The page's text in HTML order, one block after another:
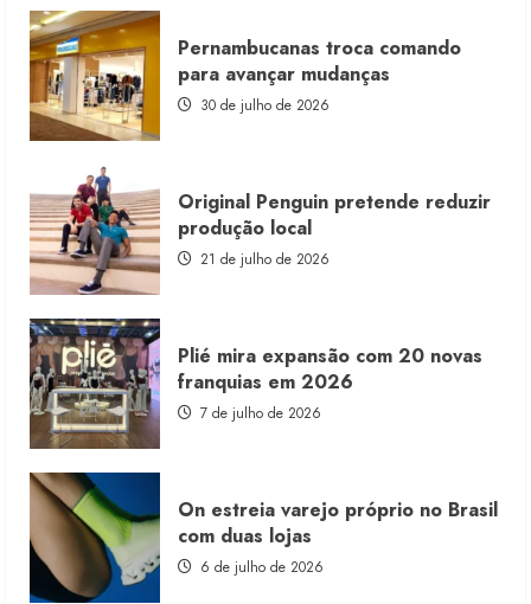
Morena
Rosa
lança
franquia
com
estoque
consignado
Pernambucanas troca comando
para avançar mudanças
30 de julho de 2026
Original Penguin pretende reduzir
produção local
21 de julho de 2026
Plié mira expansão com 20 novas
franquias em 2026
7 de julho de 2026
On estreia varejo próprio no Brasil
com duas lojas
6 de julho de 2026